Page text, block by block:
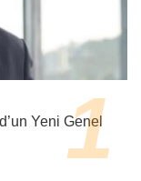
Yeni Genel